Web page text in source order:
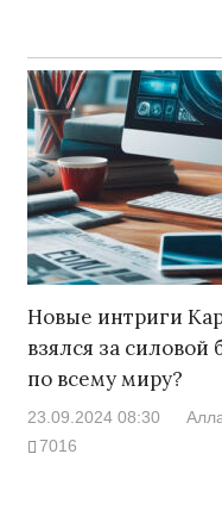
Новые интриги
взялся за
по всему миру?
23.09.2024 08:30
7016